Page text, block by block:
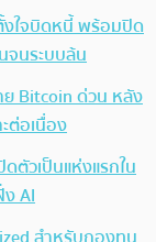
งใจบิดหนี้ พร้อมปิด
จนระบบล้น
ย Bitcoin ด่วน หลัง
ต่อเนื่อง
ตัวเป็นแห่งแรกใน
AI